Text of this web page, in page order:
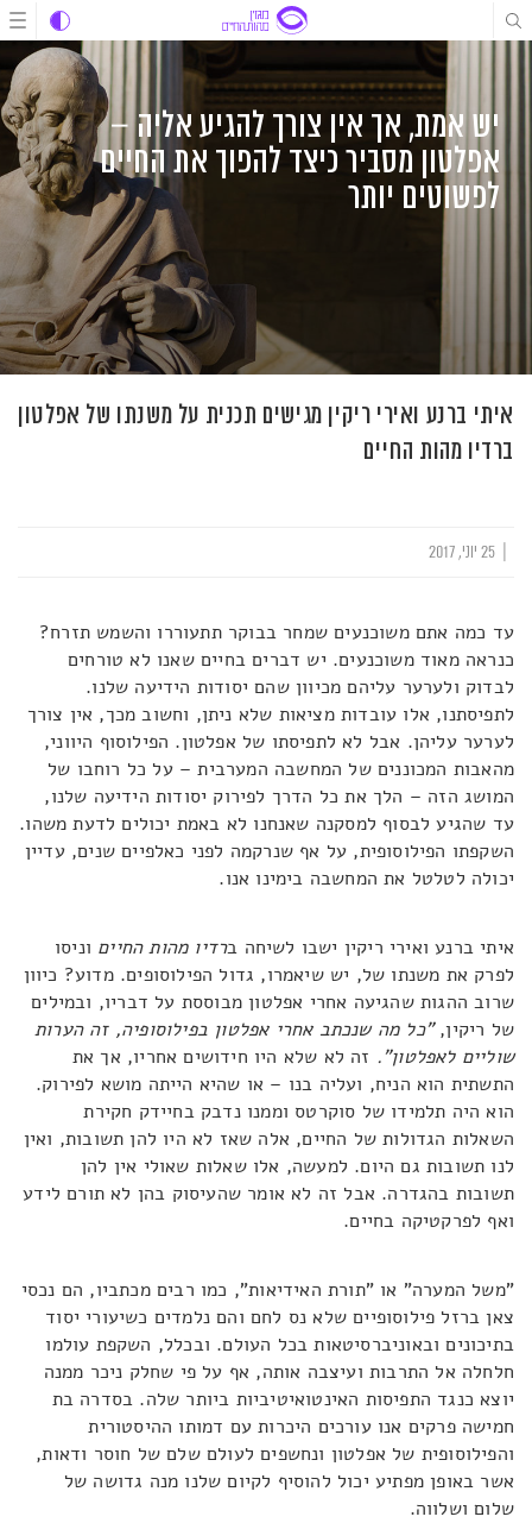
דלג
לתוכן
דלג
דלג
יש אמת, אך אין צורך להגיע אליה –
אפלטון מסביר כיצד להפוך את החיים
לפשוטים יותר
איתי ברנע ואירי ריקין מגישים תכנית על משנתו של אפלטון
ברדיו מהות החיים
עד כמה אתם משוכנעים שמחר בבוקר תתעוררו והשמש תזרח?
כנראה מאוד משוכנעים. יש דברים בחיים שאנו לא טורחים
לבדוק ולערער עליהם מכיוון שהם יסודות הידיעה שלנו.
לתפיסתנו, אלו עובדות מציאות שלא ניתן, וחשוב מכך, אין צורך
לערער עליהן. אבל לא לתפיסתו של אפלטון. הפילוסוף היווני,
מהאבות המכוננים של המחשבה המערבית – על כל רוחבו של
המושג הזה – הלך את כל הדרך לפירוק יסודות הידיעה שלנו,
עד שהגיע לבסוף למסקנה שאנחנו לא באמת יכולים לדעת משהו.
השקפתו הפילוסופית, על אף שנרקמה לפני כאלפיים שנים, עדיין
יכולה לטלטל את המחשבה בימינו אנו.
איתי ברנע ואירי ריקין ישבו לשיחה ברדיו מהות החיים וניסו
לפרק את משנתו של, יש שיאמרו, גדול הפילוסופים. מדוע? כיוון
שרוב ההגות שהגיעה אחרי אפלטון מבוססת על דבריו, ובמילים
של ריקין,"כל מה שנכתב אחרי אפלטון בפילוסופיה, זה הערות
שוליים לאפלטון". זה לא שלא היו חידושים אחריו, אך את
התשתית הוא הניח, ועליה בנו – או שהיא הייתה מושא לפירוק.
הוא היה תלמידו של סוקרטס וממנו נדבק בחיידק חקירת
השאלות הגדולות של החיים, אלה שאז לא היו להן תשובות, ואין
לנו תשובות גם היום. למעשה, אלו שאלות שאולי אין להן
תשובות בהגדרה. אבל זה לא אומר שהעיסוק בהן לא תורם לידע
ואף לפרקטיקה בחיים.
"משל המערה" או "תורת האידיאות", כמו רבים מכתביו, הם נכסי
צאן ברזל פילוסופיים שלא נס לחם והם נלמדים כשיעורי יסוד
בתיכונים ובאוניברסיטאות בכל העולם. ובכלל, השקפת עולמו
חלחלה אל התרבות ועיצבה אותה, אף על פי שחלק ניכר ממנה
יוצא כנגד התפיסות האינטואיטיביות ביותר שלה. בסדרה בת
חמישה פרקים אנו עורכים היכרות עם דמותו ההיסטורית
והפילוסופית של אפלטון ונחשפים לעולם שלם של חוסר ודאות,
אשר באופן מפתיע יכול להוסיף לקיום שלנו מנה גדושה של
שלום ושלווה.